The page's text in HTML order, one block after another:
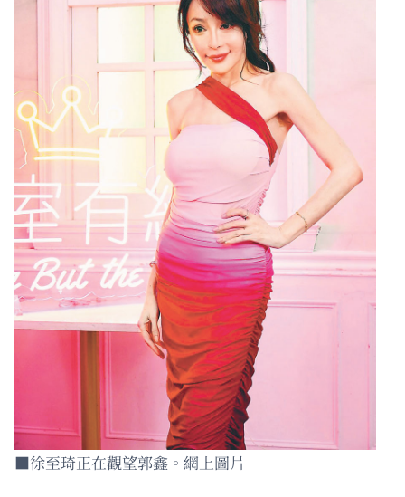
■徐至琦正在觀望郭鑫。網上圖片